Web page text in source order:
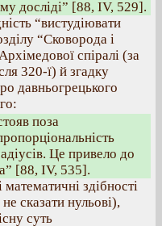
досліді” [88, IV, 529].
“вистудіювати
“Сковорода і
спіралі (за
320-ї) й згадку
давньогрецького
поза
Це привело до
[88, IV, 535].
здібності
сказати нульові),
суть